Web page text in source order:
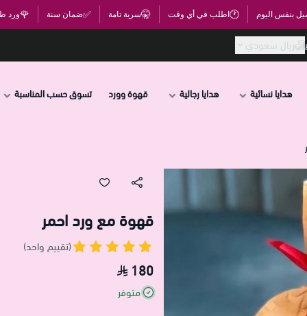
بنفس اليوم 🕐 اطلب في أي وقت 🤫سرية تامة ✅ضمان سنة 🌹ورد
ريال سعودي
هدايا نسائية هدايا رجالية قهوة وورد تسوق حسب المناسبة
قهوة مع ورد احمر
(تقييم واحد)
180
متوفر